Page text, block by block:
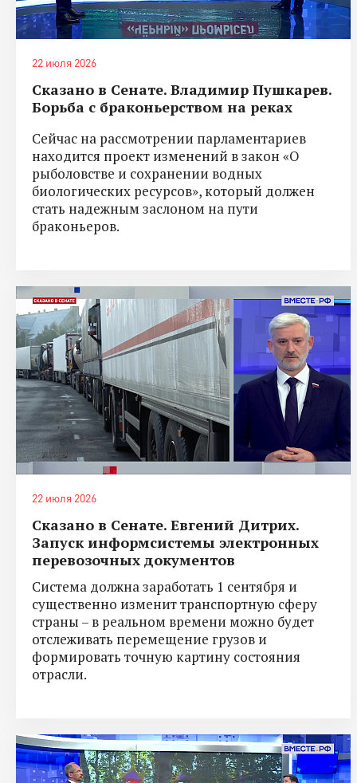
22 июля 2026
Сказано в Сенате. Владимир Пушкарев.
Борьба с браконьерством на реках
Сейчас на рассмотрении парламентариев
находится проект изменений в закон «О
рыболовстве и сохранении водных
биологических ресурсов», который должен
стать надежным заслоном на пути
браконьеров.
22 июля 2026
Сказано в Сенате. Евгений Дитрих.
Запуск информсистемы электронных
перевозочных документов
Система должна заработать 1 сентября и
существенно изменит транспортную сферу
страны – в реальном времени можно будет
отслеживать перемещение грузов и
формировать точную картину состояния
отрасли.